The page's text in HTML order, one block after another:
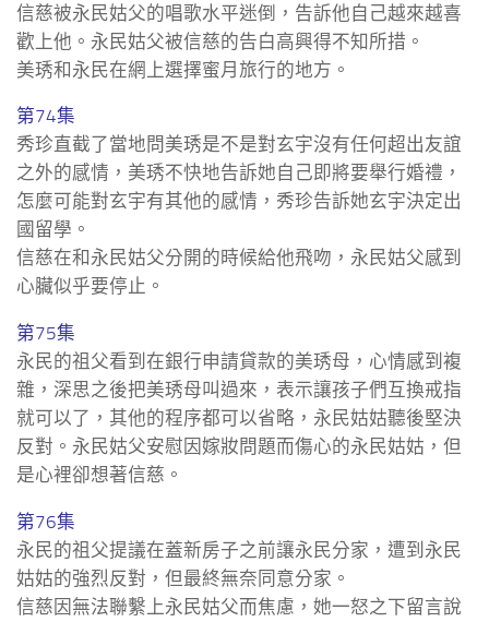
信慈被永民姑父的唱歌水平迷倒，告訴他自己越來越喜
歡上他。永民姑父被信慈的告白高興得不知所措。
美琇和永民在網上選擇蜜月旅行的地方。
第74集
秀珍直截了當地問美琇是不是對玄宇沒有任何超出友誼
之外的感情，美琇不快地告訴她自己即將要舉行婚禮，
怎麼可能對玄宇有其他的感情，秀珍告訴她玄宇決定出
國留學。
信慈在和永民姑父分開的時候給他飛吻，永民姑父感到
心臟似乎要停止。
第75集
永民的祖父看到在銀行申請貸款的美琇母，心情感到複
雜，深思之後把美琇母叫過來，表示讓孩子們互換戒指
就可以了，其他的程序都可以省略，永民姑姑聽後堅決
反對。永民姑父安慰因嫁妝問題而傷心的永民姑姑，但
是心裡卻想著信慈。
第76集
永民的祖父提議在蓋新房子之前讓永民分家，遭到永民
姑姑的強烈反對，但最終無奈同意分家。
信慈因無法聯繫上永民姑父而焦慮，她一怒之下留言說